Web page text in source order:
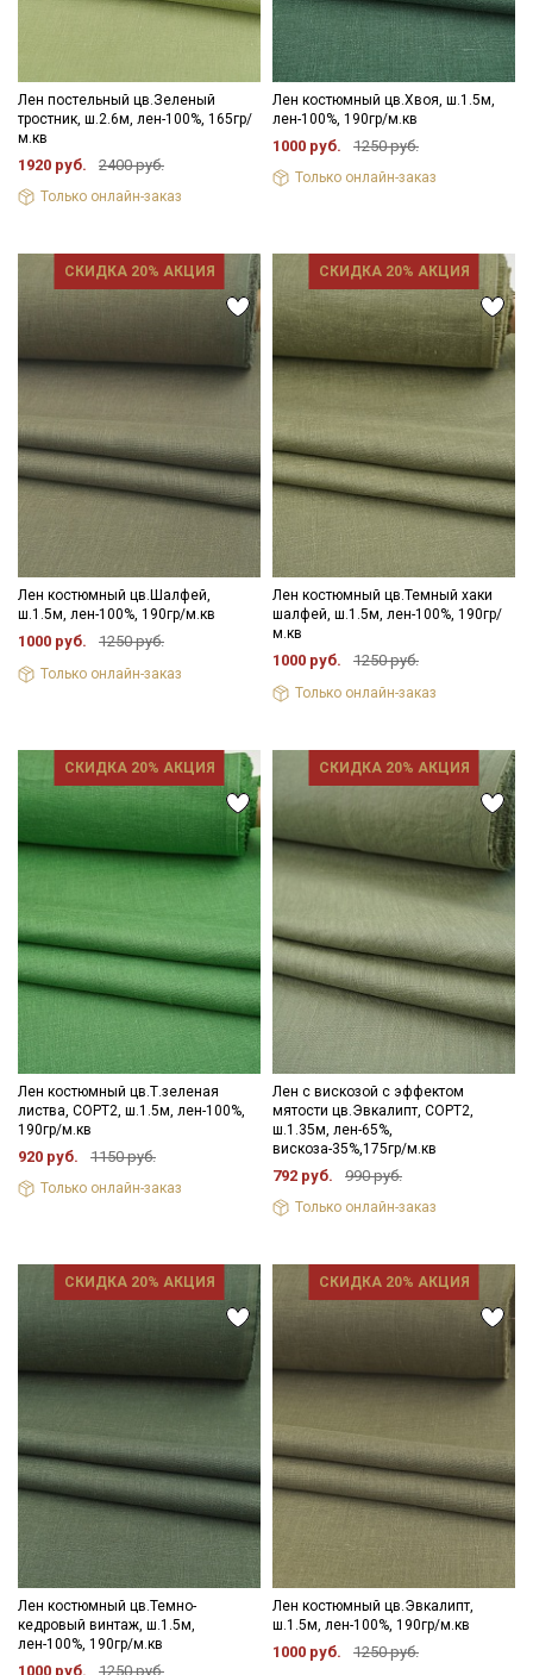
Лен постельный цв.Зеленый
тростник, ш.2.6м, лен-100%, 165гр/
м.кв
1920 руб. 2400 руб.
Только онлайн-заказ
Лен костюмный цв.Хвоя, ш.1.5м,
лен-100%, 190гр/м.кв
1000 руб. 1250 руб.
Только онлайн-заказ
СКИДКА 20% АКЦИЯ
Лен костюмный цв.Шалфей,
ш.1.5м, лен-100%, 190гр/м.кв
1000 руб. 1250 руб.
Только онлайн-заказ
СКИДКА 20% АКЦИЯ
Лен костюмный цв.Темный хаки
шалфей, ш.1.5м, лен-100%, 190гр/
м.кв
1000 руб. 1250 руб.
Только онлайн-заказ
СКИДКА 20% АКЦИЯ
Лен костюмный цв.Т.зеленая
листва, СОРТ2, ш.1.5м, лен-100%,
190гр/м.кв
920 руб. 1150 руб.
Только онлайн-заказ
СКИДКА 20% АКЦИЯ
Лен с вискозой с эффектом
мятости цв.Эвкалипт, СОРТ2,
ш.1.35м, лен-65%,
вискоза-35%,175гр/м.кв
792 руб. 990 руб.
Только онлайн-заказ
СКИДКА 20% АКЦИЯ
Лен костюмный цв.Темно-
кедровый винтаж, ш.1.5м,
лен-100%, 190гр/м.кв
1000 руб. 1250 руб.
СКИДКА 20% АКЦИЯ
Лен костюмный цв.Эвкалипт,
ш.1.5м, лен-100%, 190гр/м.кв
1000 руб. 1250 руб.
Секретная рассылка от Купава
Мы публикуем здесь дополнительные
промокоды и скидки до 30% на узкие
категории тканей